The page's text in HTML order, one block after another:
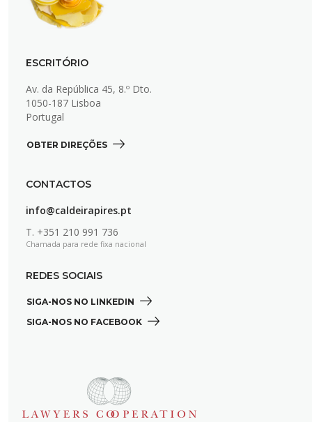
ESCRITÓRIO
Av. da República 45, 8.º Dto.
1050-187 Lisboa
Portugal
OBTER DIREÇÕES
CONTACTOS
info@caldeirapires.pt
T. +351 210 991 736
Chamada para rede fixa nacional
REDES SOCIAIS
SIGA-NOS NO LINKEDIN
SIGA-NOS NO FACEBOOK